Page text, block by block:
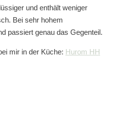
und enthält weniger
Bei sehr hohem
passiert genau das Gegenteil.
mir in der Küche: Hurom HH